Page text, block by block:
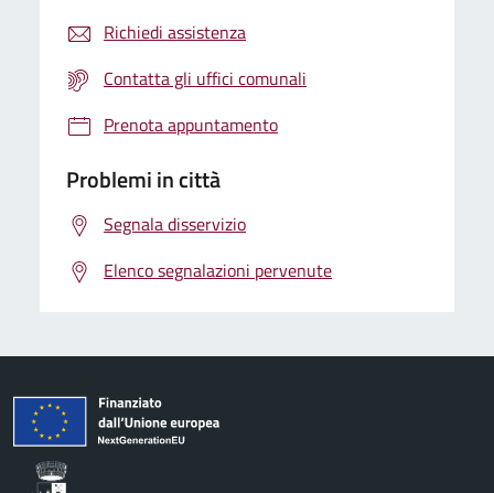
Richiedi assistenza
Contatta gli uffici comunali
Prenota appuntamento
Problemi in città
Segnala disservizio
Elenco segnalazioni pervenute